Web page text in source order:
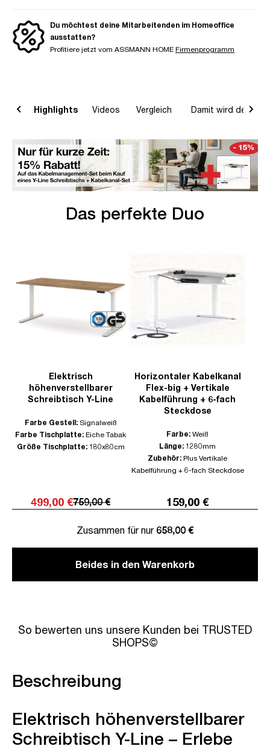
Du möchtest deine Mitarbeitenden im Homeoffice
ausstatten?
Profitiere jetzt vom ASSMANN HOME Firmenprogramm
Highlights Videos Vergleich Damit wird dein
Das perfekte Duo
Elektrisch
höhenverstellbarer
Schreibtisch Y-Line
Farbe Gestell: Signalweiß
Farbe Tischplatte: Eiche Tabak
Größe Tischplatte: 180x80cm
499,00 €759,00 €
Horizontaler Kabelkanal
Flex-big + Vertikale
Kabelführung + 6-fach
Steckdose
Farbe: Weiß
Länge: 1280mm
Zubehör: Plus Vertikale
Kabelführung + 6-fach Steckdose
159,00 €
Zusammen für nur 658,00 €
Beides in den Warenkorb
So bewerten uns unsere Kunden bei TRUSTED
SHOPS©
Beschreibung
Elektrisch höhenverstellbarer
Schreibtisch Y-Line – Erlebe